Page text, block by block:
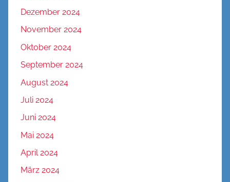
Dezember 2024
November 2024
Oktober 2024
September 2024
August 2024
Juli 2024
Juni 2024
Mai 2024
April 2024
März 2024